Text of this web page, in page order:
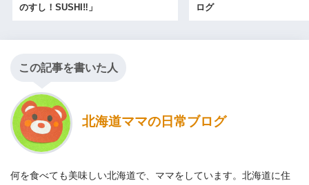
のすし！SUSHI‼」
ログ
この記事を書いた人
北海道ママの日常ブログ
何を食べても美味しい北海道で、ママをしています。北海道に住